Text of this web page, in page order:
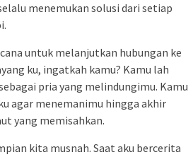
menemukan solusi dari setiap
untuk melanjutkan hubungan ke
ku, ingatkah kamu? Kamu lah
pria yang melindungimu. Kamu
agar menemanimu hingga akhir
yang memisahkan.
kita musnah. Saat aku bercerita